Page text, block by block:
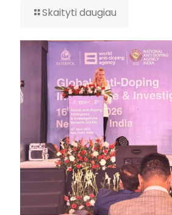
Skaityti daugiau